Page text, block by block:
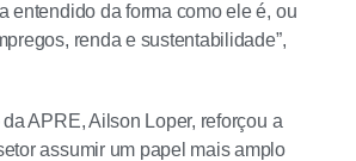
entendido da forma como ele é, ou
renda e sustentabilidade”,
APRE, Ailson Loper, reforçou a
assumir um papel mais amplo